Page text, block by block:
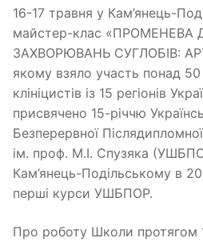
16-17 травня у Кам’янець-
майстер-клас «ПРОМЕНЕВА
ЗАХВОРЮВАНЬ СУГЛОБІВ:
якому взяло участь понад 50
клініцистів із 15 регіонів
присвячено 15-річчю
Безперервної
ім. проф. М.І. Спузяка
Кам’янець-Подільському в
перші курси УШБПОР.
Про роботу Школи протягом